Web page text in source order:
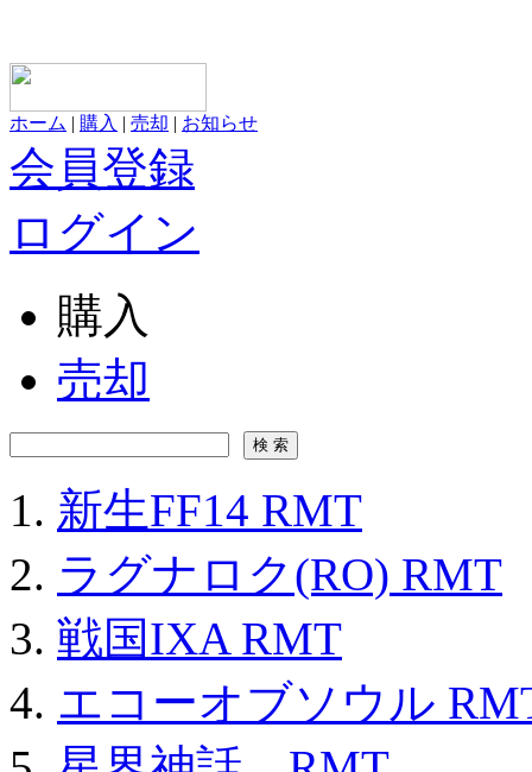
ホーム | 購入 | 売却 | お知らせ
会員登録
ログイン
購入
売却
新生FF14 RMT
ラグナロク(RO) RMT
戦国IXA RMT
エコーオブソウル